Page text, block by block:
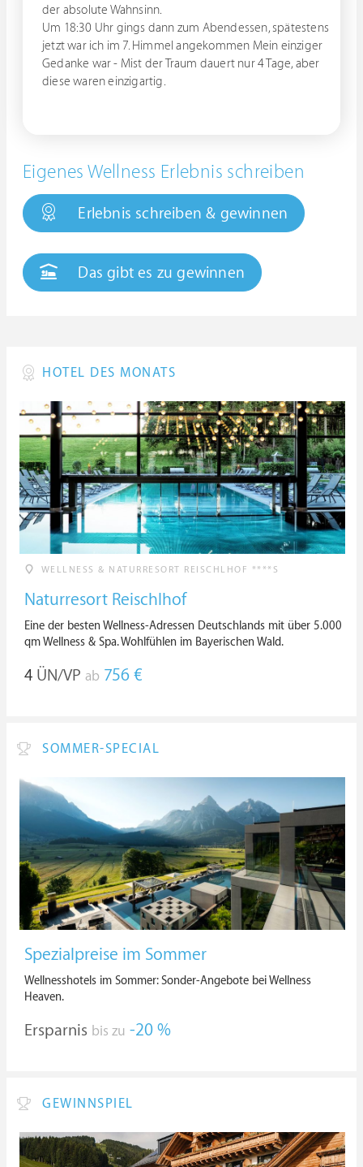
der absolute Wahnsinn.
Um 18:30 Uhr gings dann zum Abendessen, spätestens
jetzt war ich im 7. Himmel angekommen Mein einziger
Gedanke war - Mist der Traum dauert nur 4 Tage, aber
diese waren einzigartig.
Eigenes Wellness Erlebnis schreiben
Erlebnis schreiben & gewinnen
Das gibt es zu gewinnen
HOTEL DES MONATS
WELLNESS & NATURRESORT REISCHLHOF ****S
Naturresort Reischlhof
Eine der besten Wellness-Adressen Deutschlands mit über 5.000
qm Wellness & Spa. Wohlfühlen im Bayerischen Wald.
4 ÜN/VP ab 756 €
SOMMER-SPECIAL
Spezialpreise im Sommer
Wellnesshotels im Sommer: Sonder-Angebote bei Wellness
Heaven.
Ersparnis bis zu -20 %
GEWINNSPIEL